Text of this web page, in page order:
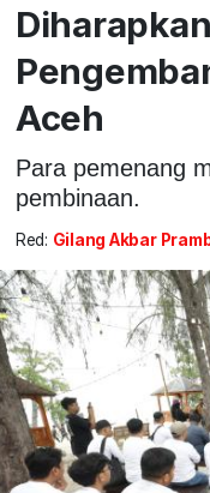
Aceh
Para pemenang
pembinaan.
Red: Gilang Akbar